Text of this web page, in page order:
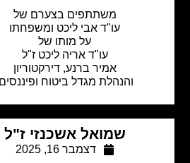
משתתפים בצערם של
עו"ד אבי ליכט ומשפחתו
על מותו של
עו"ד אריה ליכט ז"ל
אמיר ברנע, דירקטוריון
והנהלת מגדל ביטוח ופיננסים.
שמואל אשכנזי ז"ל
דצמבר 16, 2025